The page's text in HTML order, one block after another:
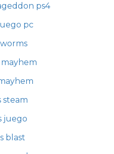
ps4
pc
steam
juego
blast